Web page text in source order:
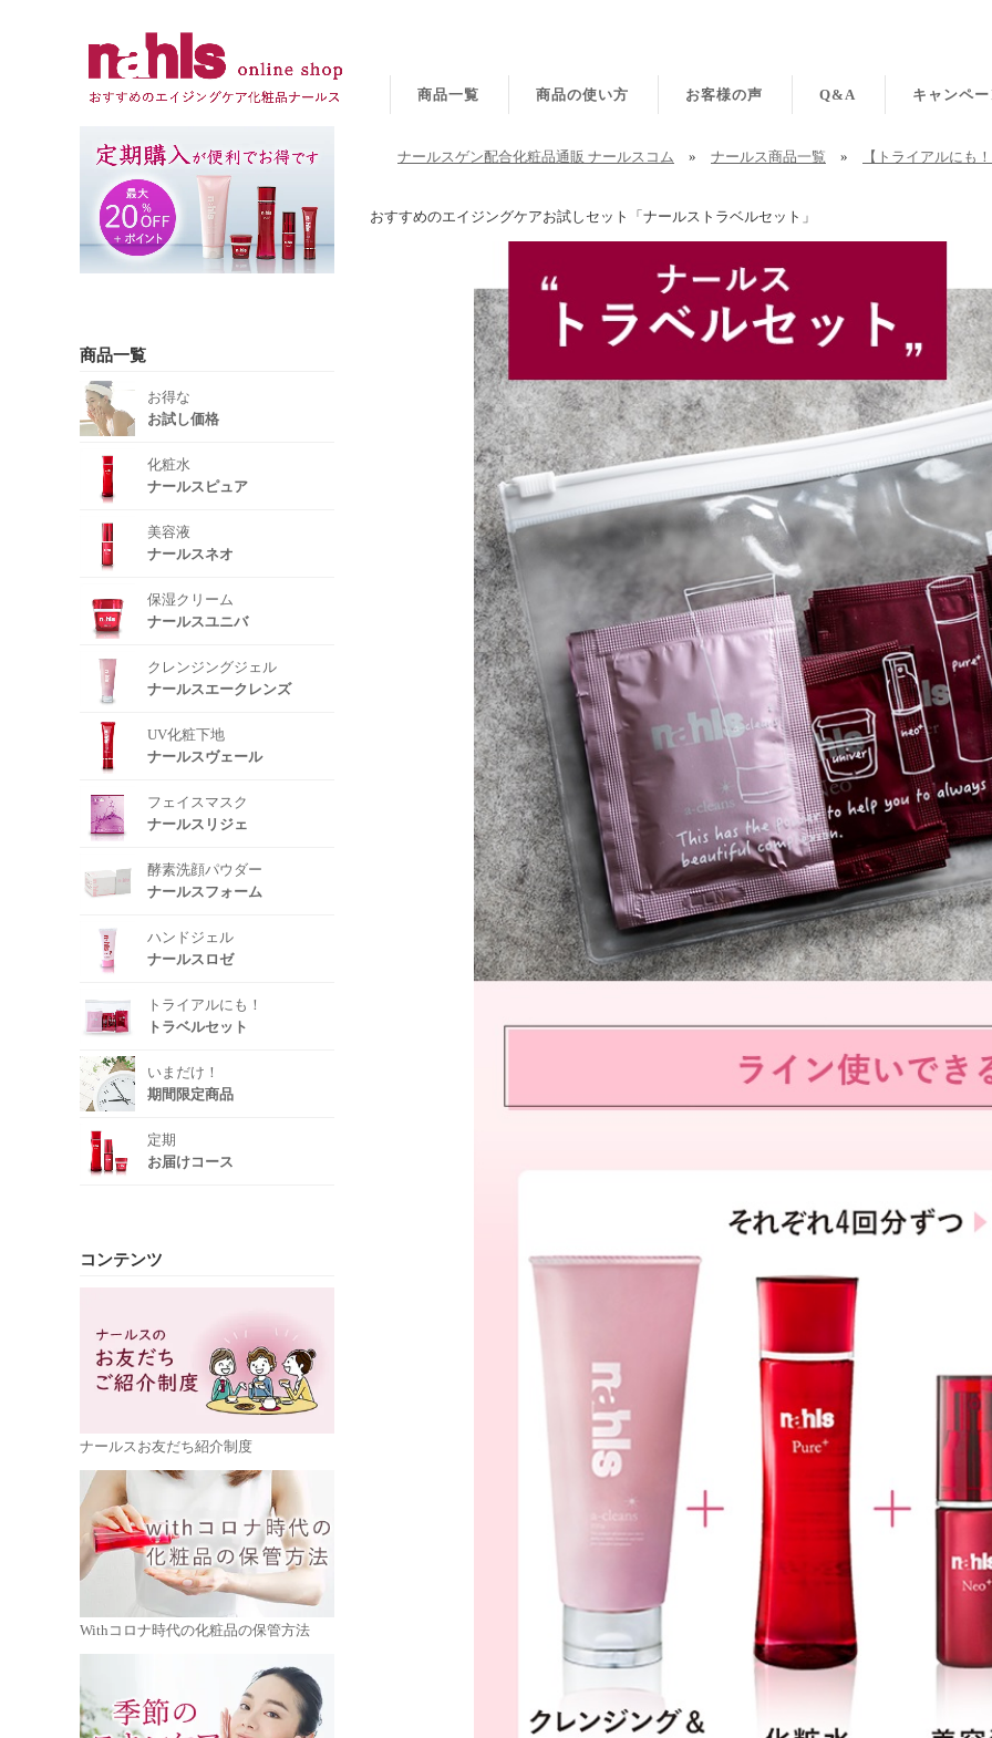
商品一覧 商品の使い方 お客様の声 Q&A キャンペ
商品一覧
お得な
お試し価格
化粧水
ナールスピュア
美容液
ナールスネオ
保湿クリーム
ナールスユニバ
クレンジングジェル
ナールスエークレンズ
UV化粧下地
ナールスヴェール
フェイスマスク
ナールスリジェ
酵素洗顔パウダー
ナールスフォーム
ハンドジェル
ナールスロゼ
トライアルにも！
トラベルセット
いまだけ！
期間限定商品
定期
お届けコース
コンテンツ
ナールスお友だち紹介制度
Withコロナ時代の化粧品の保管方法
ナールスゲン配合化粧品通販 ナールスコム » ナールス商品一覧 » 【トライアルにも
おすすめのエイジングケアお試しセット「ナールストラベルセット」